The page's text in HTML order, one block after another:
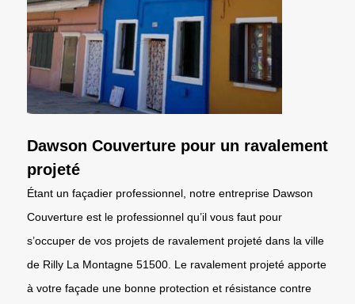
Dawson Couverture pour un ravalement
projeté
Étant un façadier professionnel, notre entreprise Dawson
Couverture est le professionnel qu’il vous faut pour
s’occuper de vos projets de ravalement projeté dans la ville
de Rilly La Montagne 51500. Le ravalement projeté apporte
à votre façade une bonne protection et résistance contre